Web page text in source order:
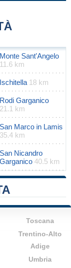
Monte Sant'Angelo
11.6 km
Ischitella 18 km
Rodi Garganico
21.1 km
San Marco in Lamis
35.4 km
San Nicandro
Garganico 40.5 km
Toscana
Trentino-Alto
Adige
Umbria